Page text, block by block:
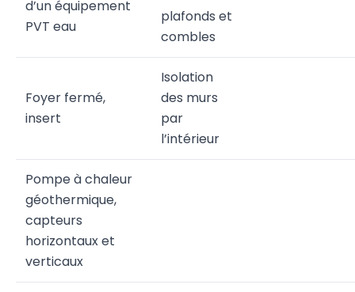
d’un équipement
PVT eau
plafonds et
combles
Foyer fermé,
insert
Isolation
des murs
par
l’intérieur
Pompe à chaleur
géothermique,
capteurs
horizontaux et
verticaux